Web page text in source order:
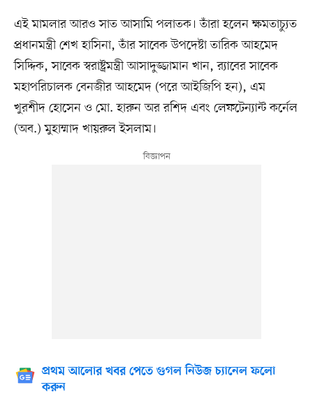
এই মামলার আরও সাত আসামি পলাতক। তাঁরা হলেন ক্ষমতাচ্যুত
প্রধানমন্ত্রী শেখ হাসিনা, তাঁর সাবেক উপদেষ্টা তারিক আহমেদ
সিদ্দিক, সাবেক স্বরাষ্ট্রমন্ত্রী আসাদুজ্জামান খান, র‍্যাবের সাবেক
মহাপরিচালক বেনজীর আহমেদ (পরে আইজিপি হন), এম
খুরশীদ হোসেন ও মো. হারুন অর রশিদ এবং লেফটেন্যান্ট কর্নেল
(অব.) মুহাম্মাদ খায়রুল ইসলাম।
প্রথম আলোর খবর পেতে গুগল নিউজ চ্যানেল ফলো
করুন